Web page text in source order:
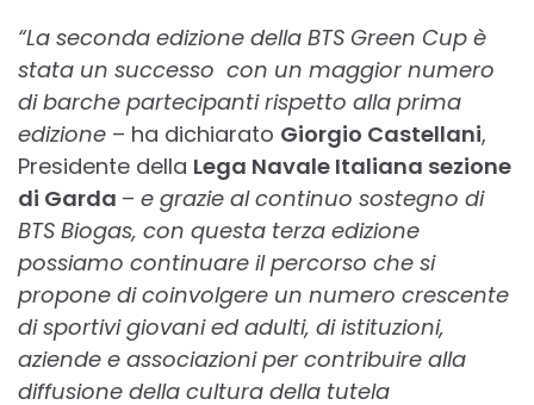
“La seconda edizione della BTS Green Cup è
stata un successo con un maggior numero
di barche partecipanti rispetto alla prima
edizione – ha dichiarato Giorgio Castellani,
Presidente della Lega Navale Italiana sezione
di Garda – e grazie al continuo sostegno di
BTS Biogas, con questa terza edizione
possiamo continuare il percorso che si
propone di coinvolgere un numero crescente
di sportivi giovani ed adulti, di istituzioni,
aziende e associazioni per contribuire alla
diffusione della cultura della tutela